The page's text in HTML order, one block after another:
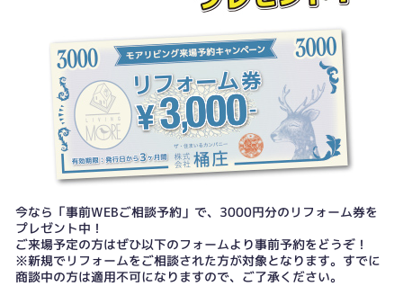
今なら「事前WEBご相談予約」で、3000円分のリフォーム券を
プレゼント中！
ご来場予定の方はぜひ以下のフォームより事前予約をどうぞ！
※新規でリフォームをご相談された方が対象となります。すでに
商談中の方は適用不可になりますので、ご了承ください。